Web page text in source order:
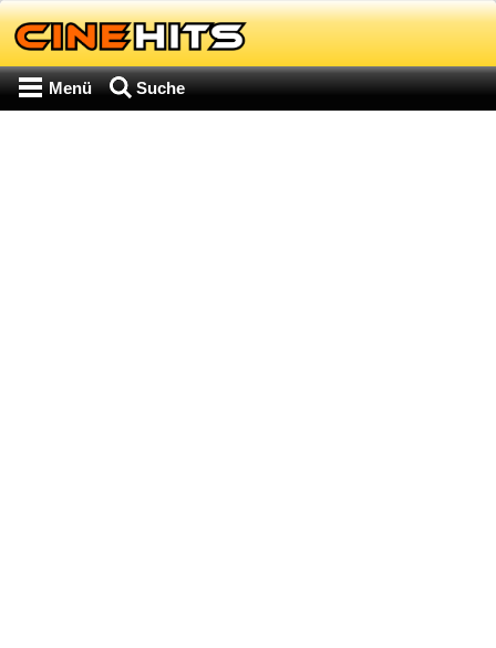
Menü Suche